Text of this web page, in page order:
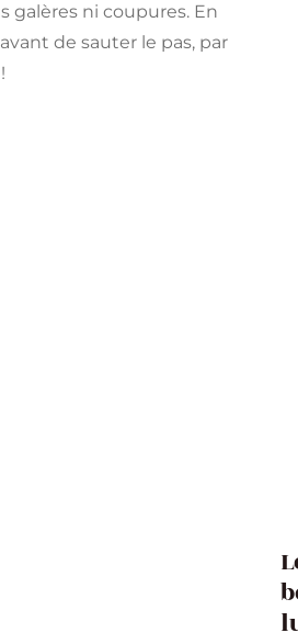
galères ni coupures. En
de sauter le pas, par